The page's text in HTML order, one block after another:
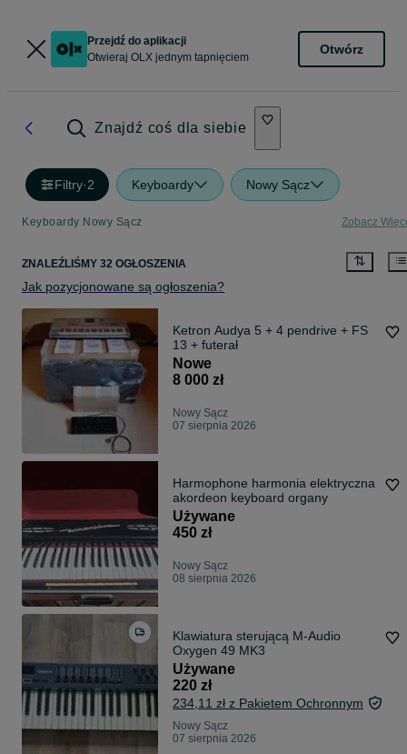
Przejdź do aplikacji
Otwieraj OLX jednym tapnięciem
Otwórz
Znajdź coś dla siebie
Filtry·2 Keyboardy Nowy Sącz
Keyboardy Nowy Sącz Zobacz
ZNALEŹLIŚMY 32 OGŁOSZENIA
Jak pozycjonowane są ogłoszenia?
Ketron Audya 5 + 4 pendrive + FS
13 + futerał
Nowe
8 000 zł
Nowy Sącz
07 sierpnia 2026
Harmophone harmonia elektryczna
akordeon keyboard organy
Używane
450 zł
Nowy Sącz
08 sierpnia 2026
Klawiatura sterującą M-Audio
Oxygen 49 MK3
Używane
220 zł
234,11 zł z Pakietem Ochronnym
Nowy Sącz
07 sierpnia 2026